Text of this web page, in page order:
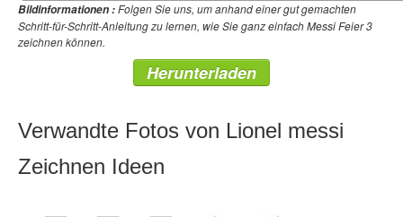
Bildinformationen :Folgen Sie uns, um anhand einer gut gemachten
Schritt-für-Schritt-Anleitung zu lernen, wie Sie ganz einfach Messi Feier 3
zeichnen können.
Herunterladen
Verwandte Fotos von Lionel messi
Zeichnen Ideen